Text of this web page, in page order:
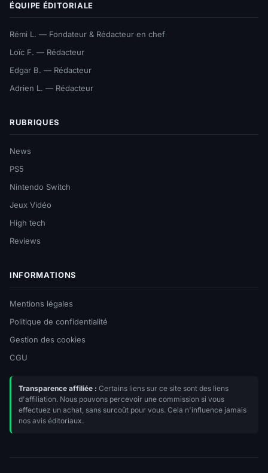
ÉQUIPE ÉDITORIALE
Rémi L. — Fondateur & Rédacteur en chef
Loïc F. — Rédacteur
Edgar B. — Rédacteur
Adrien L. — Rédacteur
RUBRIQUES
News
PS5
Nintendo Switch
Jeux Vidéo
High tech
Reviews
INFORMATIONS
Mentions légales
Politique de confidentialité
Gestion des cookies
CGU
Transparence affiliée : Certains liens sur ce site sont des liens
d'affiliation. Nous pouvons percevoir une commission si vous
effectuez un achat, sans surcoût pour vous. Cela n'influence jamais
nos avis éditoriaux.